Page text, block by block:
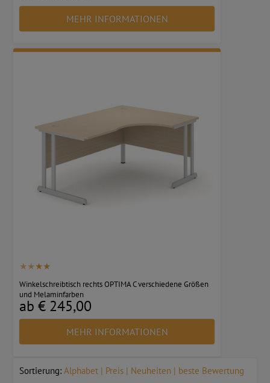
MEHR INFORMATIONEN
Winkelschreibtisch rechts OPTIMA C verschiedene Größen
und Melaminfarben
ab € 245,00
MEHR INFORMATIONEN
Sortierung: Alphabet Preis Neuheiten beste Bewertung